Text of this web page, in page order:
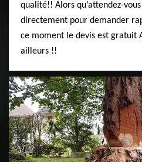
qualité!! Alors qu’attendez-
directement pour demander
ce moment le devis est gratuit
ailleurs !!